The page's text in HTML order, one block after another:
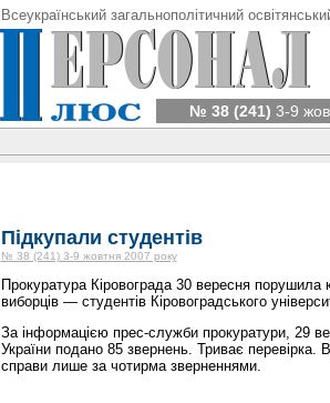
Всеукраїнський загальнополітичний
№ 38 (241) 3-9
Підкупали студентів
№ 38 (241) 3-9 жовтня 2007 року
Прокуратура Кіровограда 30 вересня порушила
виборців — студентів Кіровоградського
За інформацією прес-служби прокуратури, 29
України подано 85 звернень. Триває перевірка.
справи лише за чотирма зверненнями.